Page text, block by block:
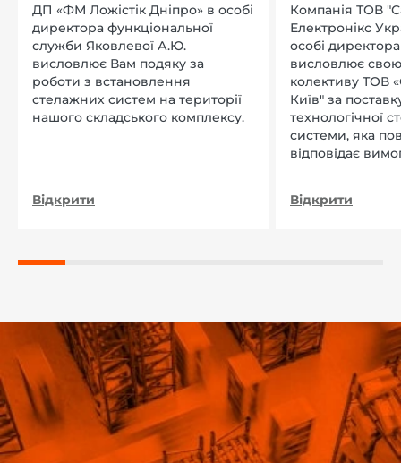
ДП «ФМ Ложістік Дніпро» в особі
директора функціональної
служби Яковлевої А.Ю.
висловлює Вам подяку за
роботи з встановлення
стелажних систем на території
нашого складського комплексу.
Відкрити
Компанія ТОВ
Електронікс
особі
висловлює
колективу ТОВ
Київ" за
технологічної
системи, яка
відповідає
Відкрити